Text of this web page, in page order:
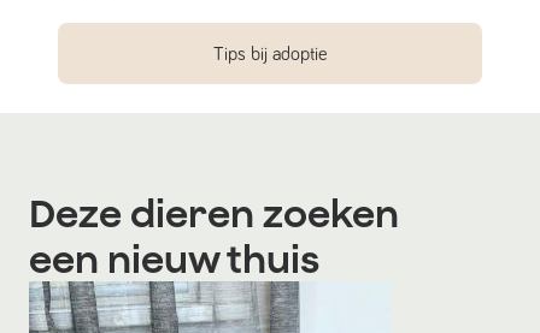
Tips bij adoptie
Deze dieren zoeken
een nieuw thuis